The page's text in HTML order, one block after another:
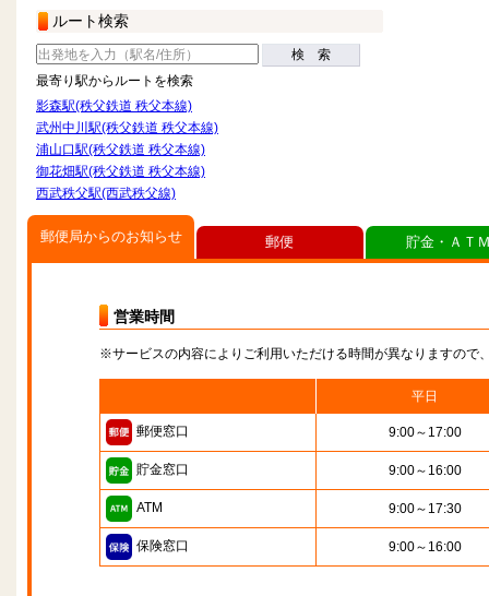
ルート検索
検 索
最寄り駅からルートを検索
影森駅(秩父鉄道 秩父本線)
武州中川駅(秩父鉄道 秩父本線)
浦山口駅(秩父鉄道 秩父本線)
御花畑駅(秩父鉄道 秩父本線)
西武秩父駅(西武秩父線)
郵便局からのお知らせ
営業時間
※サービスの内容によりご利用いただける時間が異なりますので
平日
郵便窓口 9:00～17:00
貯金窓口 9:00～16:00
ATM 9:00～17:30
保険窓口 9:00～16:00
郵便 貯金・ＡＴ